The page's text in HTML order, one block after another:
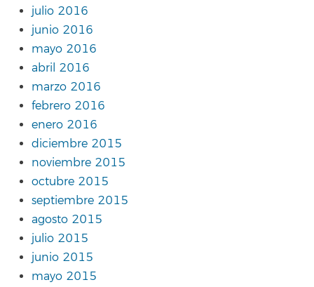
julio 2016
junio 2016
mayo 2016
abril 2016
marzo 2016
febrero 2016
enero 2016
diciembre 2015
noviembre 2015
octubre 2015
septiembre 2015
agosto 2015
julio 2015
junio 2015
mayo 2015